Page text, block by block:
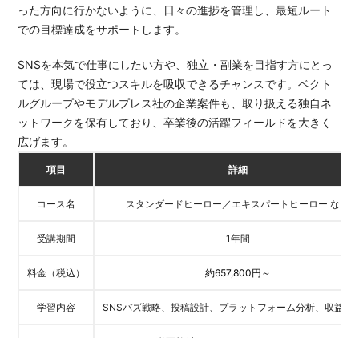
った方向に行かないように、日々の進捗を管理し、最短ルート
での目標達成をサポートします。
SNSを本気で仕事にしたい方や、独立・副業を目指す方にとっ
ては、現場で役立つスキルを吸収できるチャンスです。ベクト
ルグループやモデルプレス社の企業案件も、取り扱える独自ネ
ットワークを保有しており、卒業後の活躍フィールドを大きく
広げます。
項目 詳細
コース名 スタンダードヒーロー／エキスパートヒーロー など
受講期間 1年間
料金（税込） 約657,800円～
学習内容 SNSバズ戦略、投稿設計、プラットフォーム分析、収益化